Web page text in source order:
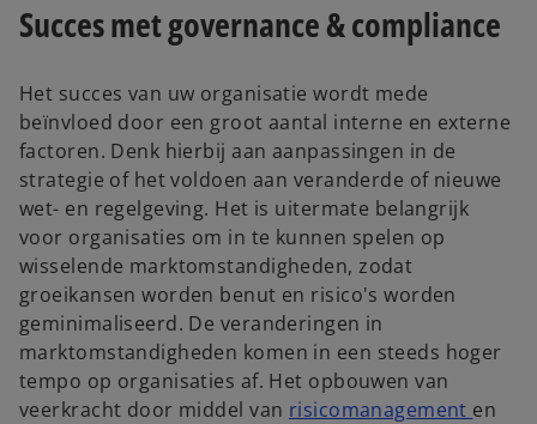
Succes met governance & compliance
Het succes van uw organisatie wordt mede
beïnvloed door een groot aantal interne en externe
factoren. Denk hierbij aan aanpassingen in de
strategie of het voldoen aan veranderde of nieuwe
wet- en regelgeving. Het is uitermate belangrijk
voor organisaties om in te kunnen spelen op
wisselende marktomstandigheden, zodat
groeikansen worden benut en risico's worden
geminimaliseerd. De veranderingen in
marktomstandigheden komen in een steeds hoger
tempo op organisaties af. Het opbouwen van
veerkracht door middel van risicomanagement en